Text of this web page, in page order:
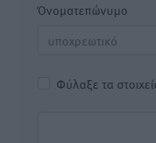
Όνοματεπώνυμο
Φύλαξε τα